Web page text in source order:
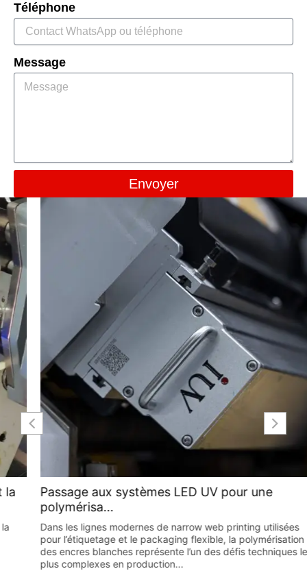
Téléphone
Message
Envoyer
Passage aux systèmes LED UV pour une
polymérisa...
Dans les lignes modernes de narrow web printing utilisées
pour l’étiquetage et le packaging flexible, la polymérisation
des encres blanches représente l’un des défis techniques les
plus complexes en production...